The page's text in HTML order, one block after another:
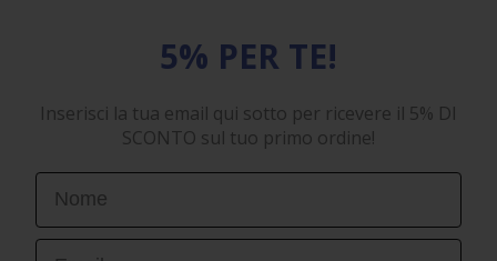
5% PER TE!
Inserisci la tua email qui sotto per ricevere il 5% DI
SCONTO sul tuo primo ordine!
First Name
Email